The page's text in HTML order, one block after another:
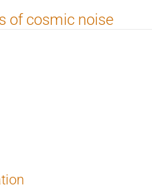
of cosmic noise